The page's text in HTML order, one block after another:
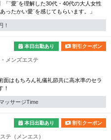
女性スタッフのみ
を変更
る
「¨愛¨を理解した30代・40代の大人女性
ったかい愛¨を感じてもらいます。」
！
本日出勤あり 割引クーポン
メンズエステ
面はもちろん礼儀礼節共に高水準のセラ
！
ッサージTime
本日出勤あり 割引クーポン
テ（メンエス）